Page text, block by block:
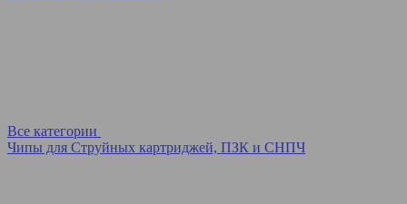
Все категории
Чипы для Струйных картриджей, ПЗК и СНПЧ